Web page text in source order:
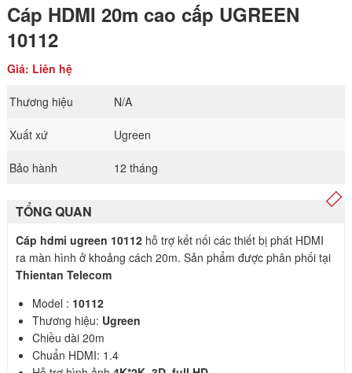
Cáp HDMI 20m cao cấp UGREEN
10112
Giá: Liên hệ
Thương hiệu N/A
Xuất xứ Ugreen
Bảo hành 12 tháng
TỔNG QUAN
Cáp hdmi ugreen 10112hỗ trợ kết nối các thiết bị phát HDMI
ra màn hình ở khoảng cách 20m. Sản phẩm được phân phối tại
Thientan Telecom
Model : 10112
Thương hiệu: Ugreen
Chiều dài 20m
Chuẩn HDMI: 1.4